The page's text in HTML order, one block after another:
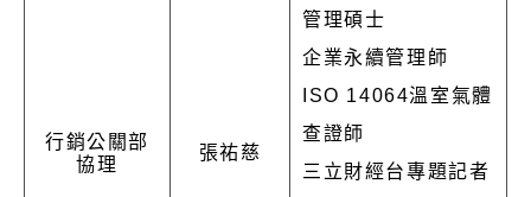
行銷公關部
協理
張祐慈
管理碩士
企業永續管理師
ISO 14064溫室氣體
查證師
三立財經台專題記者